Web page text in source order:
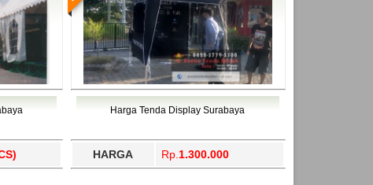
Harga Tenda Display Surabaya
HARGA Rp. 1.300.000